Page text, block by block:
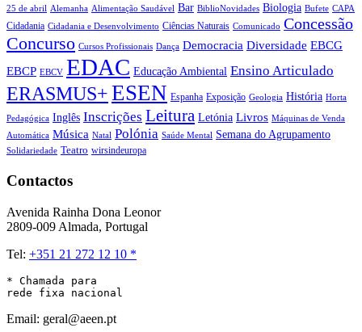
25 de abril Alemanha Alimentação Saudável Bar BiblioNovidades Biologia Bufete CAPA
Cidadania Cidadania e Desenvolvimento Ciências Naturais Comunicado Concessão
Concurso Cursos Profissionais Dança Democracia Diversidade EBCG
EBCP EBCV EDAC Educação Ambiental Ensino Articulado
ERASMUS+ESEN Espanha Exposição Geologia História Horta
Pedagógica Inglês Inscrições Leitura Letónia Livros Máquinas de Venda
Automática Música Natal Polónia Saúde Mental Semana do Agrupamento
Solidariedade Teatro wirsindeuropa
Contactos
Avenida Rainha Dona Leonor
2809-009 Almada, Portugal
Tel: +351 21 272 12 10 *
* Chamada para
rede fixa nacional
Email: geral@aeen.pt